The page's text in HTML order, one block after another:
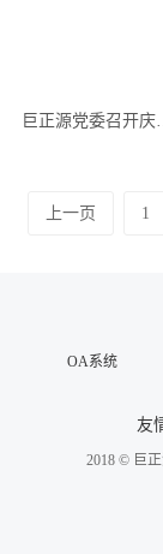
巨正源党委召开庆
上一页 1
OA系统
友
2018 © 巨